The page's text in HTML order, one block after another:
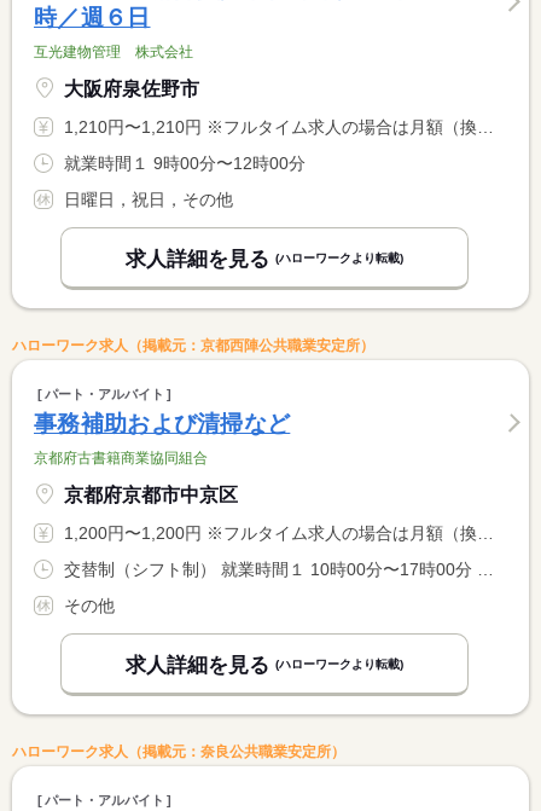
時／週６日
互光建物管理 株式会社
大阪府泉佐野市
1,210円〜1,210円 ※フルタイム求人の場合は月額（換算額）、パート求人の場合は時間額を表示しています。
就業時間１ 9時00分〜12時00分
日曜日，祝日，その他
求人詳細を見る (ハローワークより転載)
ハローワーク求人（掲載元：京都西陣公共職業安定所）
パート・アルバイト
事務補助および清掃など
京都府古書籍商業協同組合
京都府京都市中京区
1,200円〜1,200円 ※フルタイム求人の場合は月額（換算額）、パート求人の場合は時間額を表示しています。
交替制（シフト制） 就業時間１ 10時00分〜17時00分 就業時間２ 11時00分〜17時00分 就業時間３ 13時00分〜17時00分 就業時間に関する特記事項 （１）〜（３）のシフトとなります。（シフトの内容は相談可） <BR> （休憩時間は（１）が４５分、（２）が４５分、（３）が休憩なし <BR> となります）
その他
求人詳細を見る (ハローワークより転載)
ハローワーク求人（掲載元：奈良公共職業安定所）
パート・アルバイト